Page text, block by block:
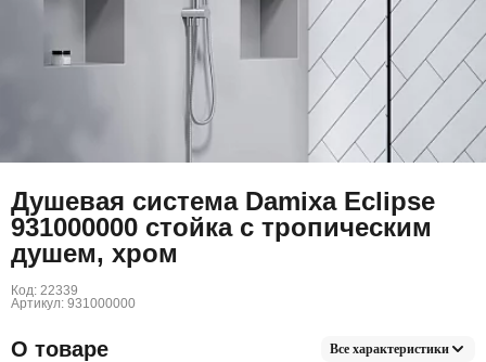
Душевая система Damixa Eclipse
931000000 стойка с тропическим
душем, хром
Код: 22339
Артикул: 931000000
О товаре Все характеристики